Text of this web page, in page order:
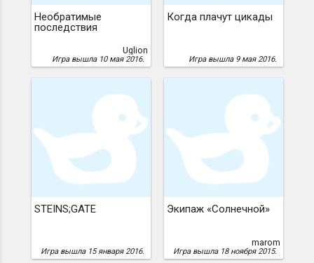
Необратимые
последствия
Uglion
Игра вышла 10 мая 2016.
Когда плачут цикады
Игра вышла 9 мая 2016.
STEINS;GATE
Игра вышла 15 января 2016.
Экипаж «Солнечной»
marom
Игра вышла 18 ноября 2015.